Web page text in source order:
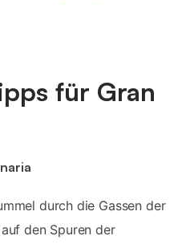
für Gran
durch die Gassen der
den Spuren der